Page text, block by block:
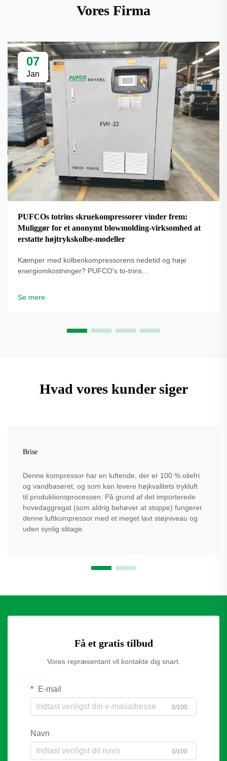
Vores Firma
07
Jan
PUFCOs totrins skruekompressorer vinder frem:
Muliggør for et anonymt blowmolding-virksomhed at
erstatte højtrykskolbe-modeller
Kæmper med kolbenkompressorens nedetid og høje
energiomkostninger? PUFCO's to-trins
omkostninger – anmod om en løsningsgennemgang.
Se mere
Hvad vores kunder siger
Brise
Denne kompressor har en luftende, der er 100 % oliefri
og vandbaseret, og som kan levere højkvalitets trykluft
til produktionsprocessen. På grund af det importerede
hovedaggregat (som aldrig behøver at stoppe) fungerer
denne luftkompressor med et meget lavt støjniveau og
uden synlig slitage.
Få et gratis tilbud
Vores repræsentant vil kontakte dig snart.
E-mail
0/100
Navn
0/100